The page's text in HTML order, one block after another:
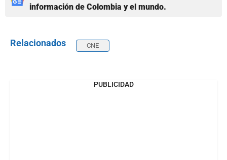
información de Colombia y el mundo.
Relacionados CNE
PUBLICIDAD